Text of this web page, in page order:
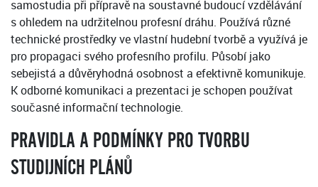
samostudia při přípravě na soustavné budoucí vzdělávání
s ohledem na udržitelnou profesní dráhu. Používá různé
technické prostředky ve vlastní hudební tvorbě a využívá je
pro propagaci svého profesního profilu. Působí jako
sebejistá a důvěryhodná osobnost a efektivně komunikuje.
K odborné komunikaci a prezentaci je schopen používat
současné informační technologie.
PRAVIDLA A PODMÍNKY PRO TVORBU
STUDIJNÍCH PLÁNŮ